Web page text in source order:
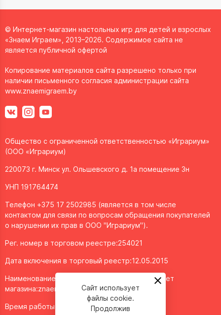
© Интернет-магазин настольных игр для детей и взрослых
«Знаем Играем», 2013–2026. Содержимое сайта не
является публичной офертой
Копирование материалов сайта разрешено только при
наличии письменного согласия администрации сайта
www.znaemigraem.by
Общество с ограниченной ответственностью «Играриум»
(ООО «Играриум)
220073 г. Минск ул. Ольшевского д. 1а помещение 3н
УНП 191764474
Телефон +375 17 2502985 (является в том числе
контактом для связи по вопросам обращения покупателей
о нарушении их прав в ООО "Играриум").
Рег. номер в торговом реестре:254021
Дата включения в торговый реестр:12.05.2015
Наименование объекта/доменное имя интернет
магазина:znaemigraem.by
Время работы: ежедневно с 11:00 до 20:00
Сайт использует
файлы cookie.
Продолжив